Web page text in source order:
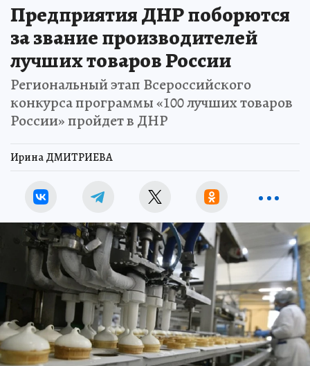
Предприятия ДНР поборются
за звание производителей
лучших товаров России
Региональный этап Всероссийского
конкурса программы «100 лучших товаров
России» пройдет в ДНР
Ирина ДМИТРИЕВА